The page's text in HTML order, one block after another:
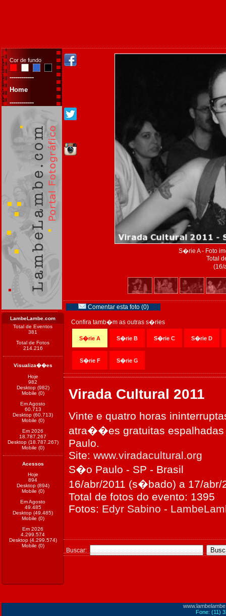
Cor de fundo
------------
Home
------------
LambeLambe.com
Total de Eventos
381
Total de Fotos
214.216
Visualiza��es
Hoje
982
Desktop (982)
Mobile (0)
Em Agosto
60.713
Desktop (60.713)
Mobile (0)
Em 2026
18.787.267
Desktop (18.787.267)
Mobile (0)
Acessos
Hoje
894
Desktop (894)
Mobile (0)
Em Agosto
49.485
Desktop (49.485)
Mobile (0)
Em 2026
4.299.574
Desktop (4.299.574)
Mobile (0)
S�rie A - Foto
Total
(16/
Comentar esta foto (0)
Confira tamb�m as outras s�ries
S�rie A S�rie B S�rie C S�rie D
S�rie F S�rie G
Virada Cultural 2011
Vinte e quatro horas
atra��es gratuitas
Paulo.
Site: www.viradacultural.org
S�o Paulo - SP - Brasil
16/abr/2011 (s�bado) a 17/abr/
Total de fotos do evento: 1395
Fotos: Edyr Sabino -
Buscar:
Fone: (11)